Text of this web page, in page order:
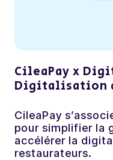
CileaPay x
Digitalisation
CileaPay
pour simplifier la
accélérer la
restaurateurs.